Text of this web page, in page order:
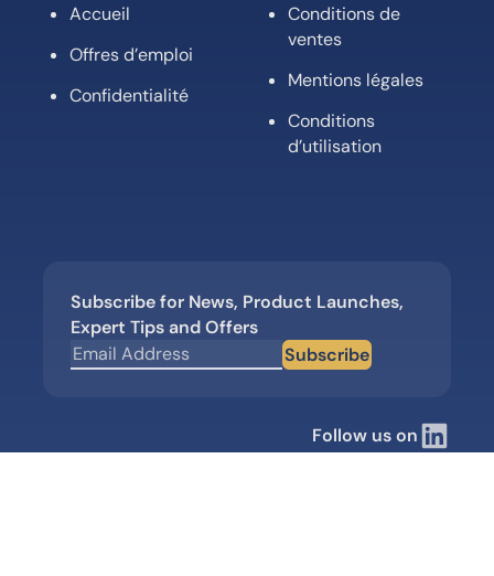
Accueil
Offres d’emploi
Confidentialité
Conditions de
ventes
Mentions légales
Conditions
d’utilisation
Subscribe for News, Product Launches,
Expert Tips and Offers
Subscribe
Follow us on